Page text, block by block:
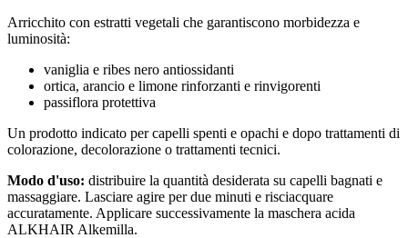
Arricchito con estratti vegetali che garantiscono morbidezza e
luminosità:
vaniglia e ribes nero antiossidanti
ortica, arancio e limone rinforzanti e rinvigorenti
passiflora protettiva
Un prodotto indicato per capelli spenti e opachi e dopo trattamenti di
colorazione, decolorazione o trattamenti tecnici.
Modo d'uso: distribuire la quantità desiderata su capelli bagnati e
massaggiare. Lasciare agire per due minuti e risciacquare
accuratamente. Applicare successivamente la maschera acida
ALKHAIR Alkemilla.